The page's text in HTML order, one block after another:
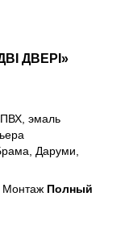
ДВЕРІ»
эмаль
Даруми,
Монтаж Полный